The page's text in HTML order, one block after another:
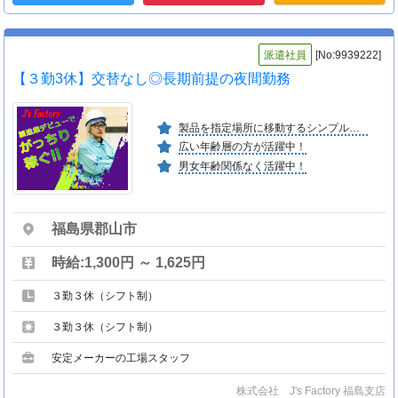
派遣社員 [No:9939222]
【３勤3休】交替なし◎長期前提の夜間勤務
製品を指定場所に移動するシンプルな作業！
広い年齢層の方が活躍中！
男女年齢関係なく活躍中！
福島県郡山市
時給:1,300円 ～ 1,625円
３勤３休（シフト制）
３勤３休（シフト制）
安定メーカーの工場スタッフ
株式会社 J's Factory 福島支店